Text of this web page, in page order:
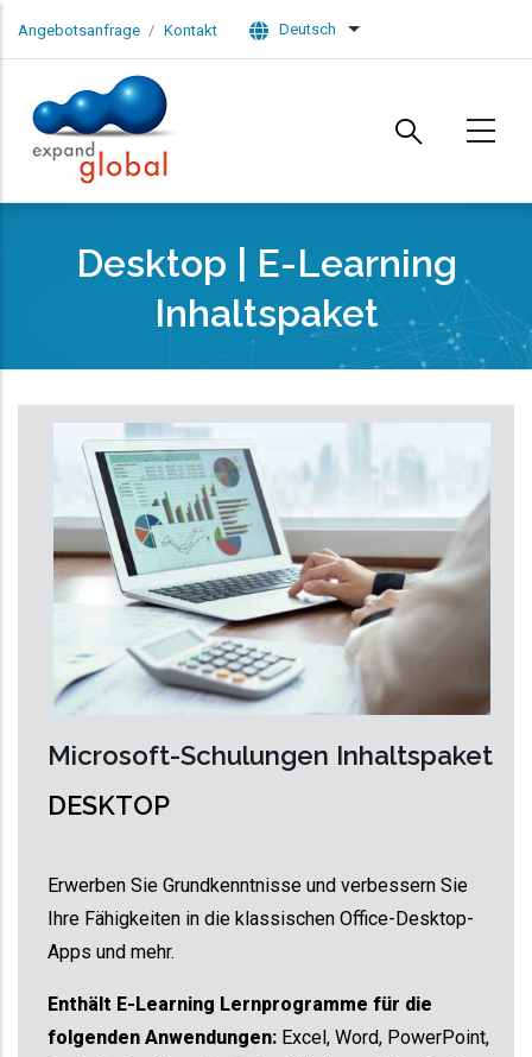
Angebotsanfrage Kontakt Deutsch List additional actions
Desktop | E-Learning
Inhaltspaket
Microsoft-Schulungen Inhaltspaket
DESKTOP
Erwerben Sie Grundkenntnisse und verbessern Sie
Ihre Fähigkeiten in die klassischen Office-Desktop-
Apps und mehr.
Enthält E-Learning Lernprogramme für die
folgenden Anwendungen: Excel, Word, PowerPoint,